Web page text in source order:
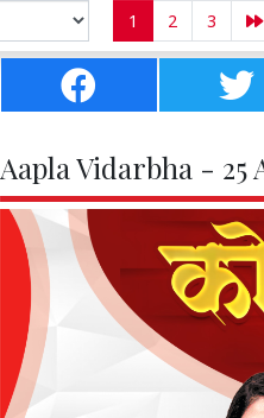
1 2 3
Aapla Vidarbha - 25